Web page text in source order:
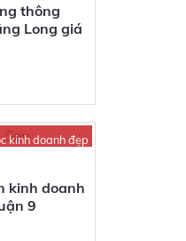
thông
Long giá
kinh doanh đẹp
kinh doanh
9